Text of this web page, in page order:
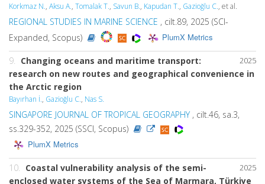
Korkmaz N., Aksu A., Tomalak T., Savun B., Kapudan T., Gazioğlu C., et al.
REGIONAL STUDIES IN MARINE SCIENCE , cilt.89, 2025 (SCI-
Expanded, Scopus)
PlumX Metrics
2025
9.
Changing oceans and maritime transport:
research on new routes and geographical convenience in
the Arctic region
Bayırhan İ., Gazioğlu C., Nas S.
SINGAPORE JOURNAL OF TROPICAL GEOGRAPHY , cilt.46, sa.3,
ss.329-352, 2025 (SSCI, Scopus)
PlumX Metrics
2025
10.
Coastal vulnerability analysis of the semi-
enclosed water systems of the Sea of Marmara, Türkiye